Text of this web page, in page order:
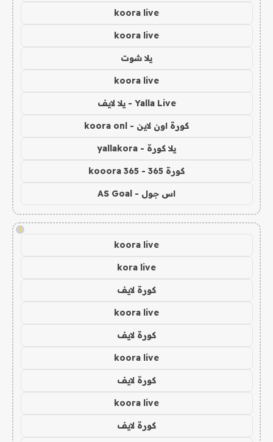
koora live
koora live
يلا شوت
koora live
Yalla Live - يلا لايف
كورة اون لاين - koora onl
يلا كورة - yallakora
كورة 365 - kooora 365
اس جول - AS Goal
!
koora live
kora live
كورة لايف
koora live
كورة لايف
koora live
كورة لايف
koora live
كورة لايف